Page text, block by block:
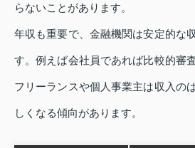
らないことがあります。
年収も重要で、金融機関は安定的な
す。例えば会社員であれば比較的審
フリーランスや個人事業主は収入の
しくなる傾向があります。